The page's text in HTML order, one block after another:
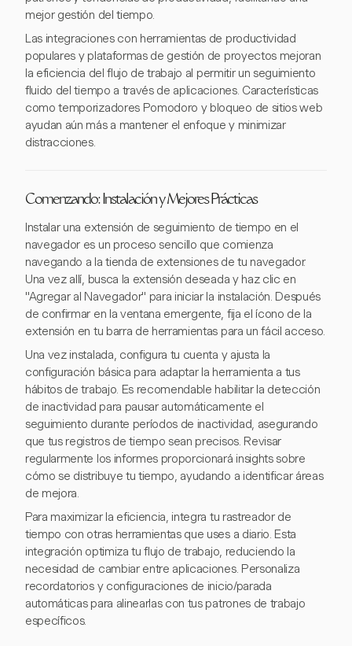
mejor gestión del tiempo.
Las integraciones con herramientas de productividad
populares y plataformas de gestión de proyectos mejoran
la eficiencia del flujo de trabajo al permitir un seguimiento
fluido del tiempo a través de aplicaciones. Características
como temporizadores Pomodoro y bloqueo de sitios web
ayudan aún más a mantener el enfoque y minimizar
distracciones.
Comenzando: Instalación y Mejores Prácticas
Instalar una extensión de seguimiento de tiempo en el
navegador es un proceso sencillo que comienza
navegando a la tienda de extensiones de tu navegador.
Una vez allí, busca la extensión deseada y haz clic en
"Agregar al Navegador" para iniciar la instalación. Después
de confirmar en la ventana emergente, fija el ícono de la
extensión en tu barra de herramientas para un fácil acceso.
Una vez instalada, configura tu cuenta y ajusta la
configuración básica para adaptar la herramienta a tus
hábitos de trabajo. Es recomendable habilitar la detección
de inactividad para pausar automáticamente el
seguimiento durante períodos de inactividad, asegurando
que tus registros de tiempo sean precisos. Revisar
regularmente los informes proporcionará insights sobre
cómo se distribuye tu tiempo, ayudando a identificar áreas
de mejora.
Para maximizar la eficiencia, integra tu rastreador de
tiempo con otras herramientas que uses a diario. Esta
integración optimiza tu flujo de trabajo, reduciendo la
necesidad de cambiar entre aplicaciones. Personaliza
recordatorios y configuraciones de inicio/parada
automáticas para alinearlas con tus patrones de trabajo
específicos.